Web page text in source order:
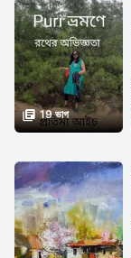
 19 ভাগ